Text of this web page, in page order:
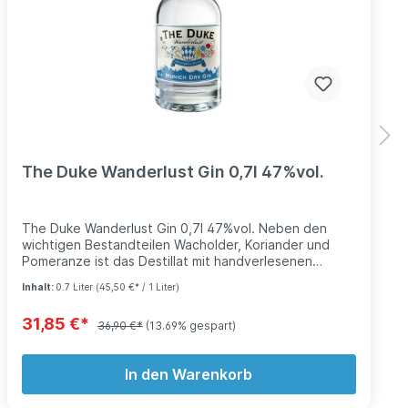
The Duke Wanderlust Gin 0,7l 47%vol.
The Duke Wanderlust Gin 0,7l 47%vol. Neben den
wichtigen Bestandteilen Wacholder, Koriander und
Pomeranze ist das Destillat mit handverlesenen
Alpenvorland verfeinert: Die feinen Blüten Edelweiß,
verleihen dem Gin einen Hauch von Honigaroma.
Eine Ausnahme hinsichtlich der regionalen Kräuter und
Gewürze stellt die von weit her angereiste
Kakaobohne dar, die für den vollmundigen Körper des
Inhalt: 0.7 Liter (45,50 €* / 1 Liter)
31,85 €* 36,90 €* (13.69% gespart)
In den Warenkorb